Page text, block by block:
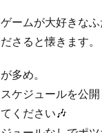
ームが大好きなふ
さると懐きます。
多め。
ケジュールを公開
ください🎶